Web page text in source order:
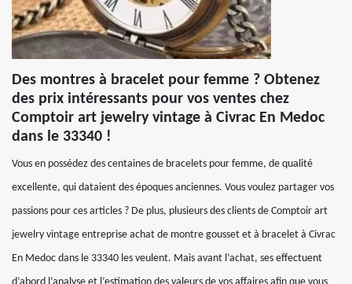
Des montres à bracelet pour femme ? Obtenez
des prix intéressants pour vos ventes chez
Comptoir art jewelry vintage à Civrac En Medoc
dans le 33340 !
Vous en possédez des centaines de bracelets pour femme, de qualité
excellente, qui dataient des époques anciennes. Vous voulez partager vos
passions pour ces articles ? De plus, plusieurs des clients de Comptoir art
jewelry vintage entreprise achat de montre gousset et à bracelet à Civrac
En Medoc dans le 33340 les veulent. Mais avant l’achat, ses effectuent